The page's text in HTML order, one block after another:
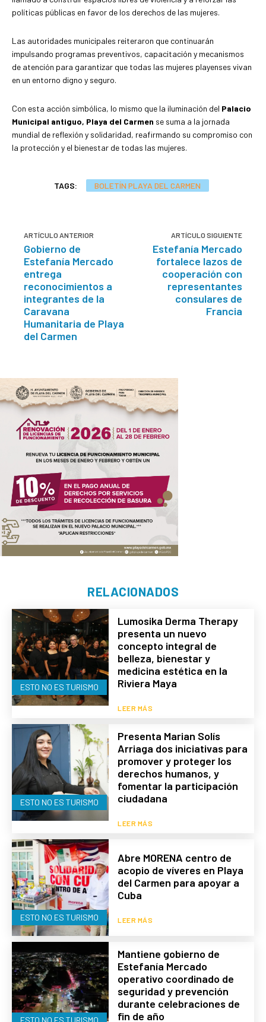
RELACIONADOS
ESTO NO ES TURISMO
Lumosika Derma Therapy
presenta un nuevo
concepto integral de
belleza, bienestar y
medicina estética en la
Riviera Maya
LEER MÁS
ESTO NO ES TURISMO
Presenta Marian Solís
Arriaga dos iniciativas para
promover y proteger los
derechos humanos, y
fomentar la participación
ciudadana
LEER MÁS
ESTO NO ES TURISMO
Abre MORENA centro de
acopio de víveres en Playa
del Carmen para apoyar a
Cuba
LEER MÁS
Mantiene gobierno de
Estefanía Mercado
operativo coordinado de
seguridad y prevención
durante celebraciones de
fin de año
políticas públicas en favor de los derechos de las mujeres.
Las autoridades municipales reiteraron que continuarán
impulsando programas preventivos, capacitación y mecanismos
de atención para garantizar que todas las mujeres playenses vivan
en un entorno digno y seguro.
Con esta acción simbólica, lo mismo que la iluminación del Palacio
Municipal antiguo, Playa del Carmen se suma a la jornada
mundial de reflexión y solidaridad, reafirmando su compromiso con
la protección y el bienestar de todas las mujeres.
TAGS: BOLETÍN PLAYA DEL CARMEN
ARTÍCULO ANTERIOR
Gobierno de
Estefanía Mercado
entrega
reconocimientos a
integrantes de la
Caravana
Humanitaria de Playa
del Carmen
ARTÍCULO SIGUIENTE
Estefanía Mercado
fortalece lazos de
cooperación con
representantes
consulares de
Francia